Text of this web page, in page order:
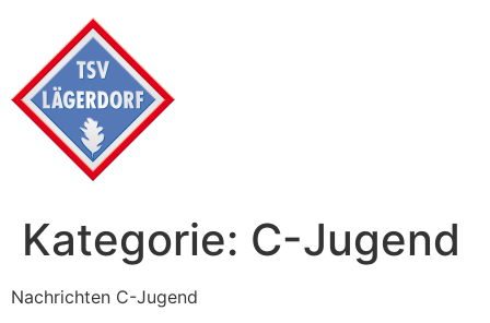
wechseln
Kategorie: C-Jugend
Nachrichten C-Jugend